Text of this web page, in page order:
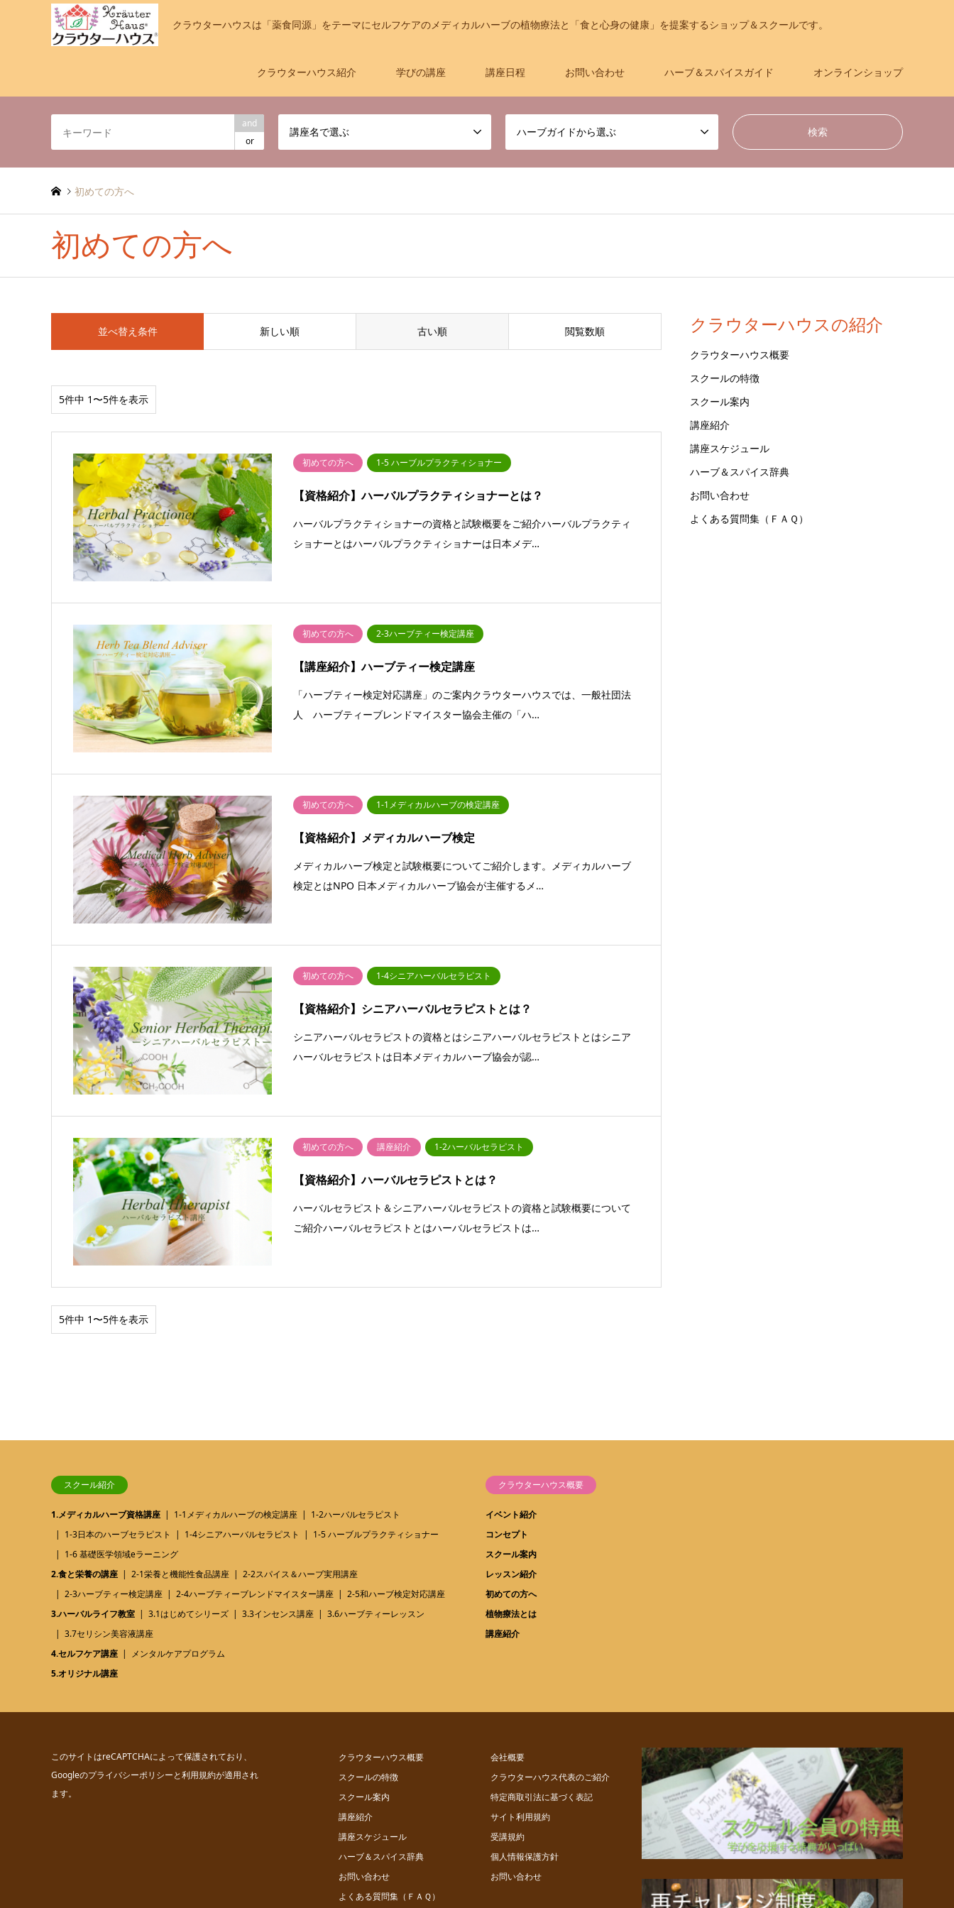
クラウターハウスは「薬食同源」をテーマにセルフケアのメディカルハーブの植物療法と「食と心身の健康」を提案するショップ＆スクールです。
クラウターハウス紹介 学びの講座 講座日程 お問い合わせ ハーブ＆スパイスガイド オンラインショップ
and
or
講座名で選ぶ ハーブガイドから選ぶ
初めての方へ
初めての方へ
並べ替え条件 新しい順 古い順 閲覧数順
5件中 1〜5件を表示
初めての方へ 1-5 ハーブルプラクティショナー
【資格紹介】ハーバルプラクティショナーとは？
ハーバルプラクティショナーの資格と試験概要をご紹介ハーバルプラクティ
ショナーとはハーバルプラクティショナーは日本メデ…
初めての方へ 2-3ハーブティー検定講座
【講座紹介】ハーブティー検定講座
「ハーブティー検定対応講座」のご案内クラウターハウスでは、一般社団法
人 ハーブティーブレンドマイスター協会主催の「ハ…
初めての方へ 1-1メディカルハーブの検定講座
【資格紹介】メディカルハーブ検定
メディカルハーブ検定と試験概要についてご紹介します。メディカルハーブ
検定とはNPO 日本メディカルハーブ協会が主催するメ…
初めての方へ 1-4シニアハーバルセラピスト
【資格紹介】シニアハーバルセラピストとは？
シニアハーバルセラピストの資格とはシニアハーバルセラピストとはシニア
ハーバルセラピストは日本メディカルハーブ協会が認…
初めての方へ 講座紹介 1-2ハーバルセラピスト
【資格紹介】ハーバルセラピストとは？
ハーバルセラピスト＆シニアハーバルセラピストの資格と試験概要について
ご紹介ハーバルセラピストとはハーバルセラピストは…
5件中 1〜5件を表示
クラウターハウスの紹介
クラウターハウス概要
スクールの特徴
スクール案内
講座紹介
講座スケジュール
ハーブ＆スパイス辞典
お問い合わせ
よくある質問集（ＦＡＱ）
スクール紹介
1.メディカルハーブ資格講座 1-1メディカルハーブの検定講座
1-2ハーバルセラピスト
1-3日本のハーブセラピスト
1-4シニアハーバルセラピスト
1-5 ハーブルプラクティショナー
1-6 基礎医学領域eラーニング
2.食と栄養の講座
2-1栄養と機能性食品講座
2-2スパイス＆ハーブ実用講座
2-3ハーブティー検定講座
2-4ハーブティーブレンドマイスター講座
2-5和ハーブ検定対応講座
3.ハーバルライフ教室
3.1はじめてシリーズ 3.3インセンス講座
3.6ハーブティーレッスン
3.7セリシン美容液講座
4.セルフケア講座
メンタルケアプログラム
5.オリジナル講座
クラウターハウス概要
イベント紹介
コンセプト
スクール案内
レッスン紹介
初めての方へ
植物療法とは
講座紹介
このサイトはreCAPTCHAによって保護されており、
Googleのプライバシーポリシーと利用規約が適用され
ます。
クラウターハウス概要
スクールの特徴
スクール案内
講座紹介
講座スケジュール
ハーブ＆スパイス辞典
お問い合わせ
よくある質問集（ＦＡＱ）
会社概要
クラウターハウス代表のご紹介
特定商取引法に基づく表記
サイト利用規約
受講規約
個人情報保護方針
お問い合わせ